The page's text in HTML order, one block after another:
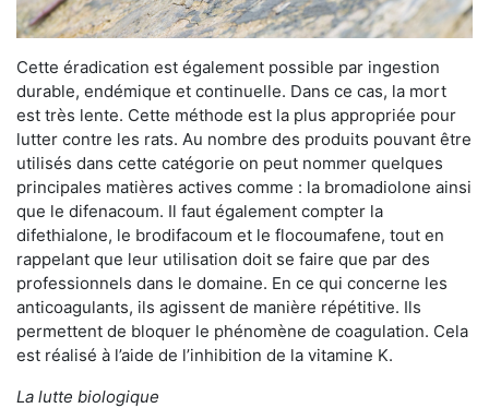
Cette éradication est également possible par ingestion
durable, endémique et continuelle. Dans ce cas, la mort
est très lente. Cette méthode est la plus appropriée pour
lutter contre les rats. Au nombre des produits pouvant être
utilisés dans cette catégorie on peut nommer quelques
principales matières actives comme : la bromadiolone ainsi
que le difenacoum. Il faut également compter la
difethialone, le brodifacoum et le flocoumafene, tout en
rappelant que leur utilisation doit se faire que par des
professionnels dans le domaine. En ce qui concerne les
anticoagulants, ils agissent de manière répétitive. Ils
permettent de bloquer le phénomène de coagulation. Cela
est réalisé à l’aide de l’inhibition de la vitamine K.
La lutte biologique